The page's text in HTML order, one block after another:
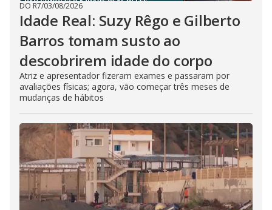
DO R7/03/08/2026
Idade Real: Suzy Rêgo e Gilberto
Barros tomam susto ao
descobrirem idade do corpo
Atriz e apresentador fizeram exames e passaram por
avaliações físicas; agora, vão começar três meses de
mudanças de hábitos